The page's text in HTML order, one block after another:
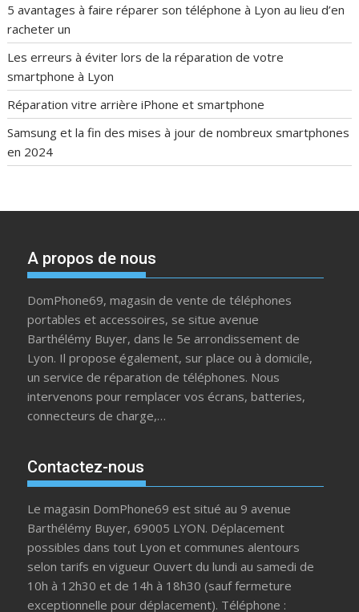
5 avantages à faire réparer son téléphone à Lyon au lieu d’en
racheter un
Les erreurs à éviter lors de la réparation de votre
smartphone à Lyon
Réparation vitre arrière iPhone et smartphone
Samsung et la fin des mises à jour de nombreux smartphones
en 2024
A propos de nous
DomPhone69, magasin de vente de téléphones
portables et accessoires, se situe avenue
Barthélémy Buyer, dans le 5e arrondissement de
Lyon. Il propose également, sur place ou à domicile,
un service de réparation de téléphones. Nous
intervenons pour remplacer vos écrans, batteries,
connecteurs de charge,…
Contactez-nous
Le magasin DomPhone69 est situé au 9 avenue
Barthélémy Buyer, 69005 LYON. Déplacement
possibles dans tout Lyon et communes alentours
selon tarifs en vigueur Ouvert du lundi au samedi de
10h à 12h30 et de 14h à 18h30 (sauf fermeture
exceptionnelle pour déplacement). Téléphone :